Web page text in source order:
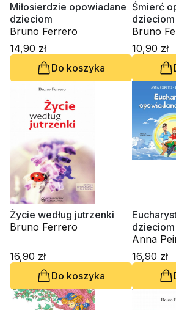
Miłosierdzie opowiadane
dzieciom
Bruno Ferrero
14,90 zł
Do koszyka
Śmierć
dzieciom
Bruno
Peiretti
10,90 zł
Życie według jutrzenki
Bruno Ferrero
16,90 zł
Do koszyka
dzieciom
Anna
Ferrero
16,90 zł